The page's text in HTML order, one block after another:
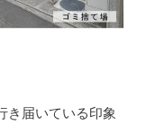
き届いている印象